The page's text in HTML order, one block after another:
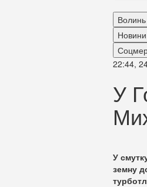
Волинь
Новини
22:44,
У
У
земну